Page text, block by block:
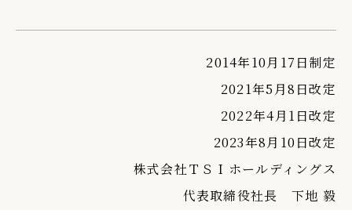
2014年10月17日制定
2021年5月8日改定
2022年4月1日改定
2023年8月10日改定
株式会社ＴＳＩホールディングス
代表取締役社長 下地 毅